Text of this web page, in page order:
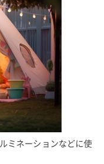
ミネーションなどに使